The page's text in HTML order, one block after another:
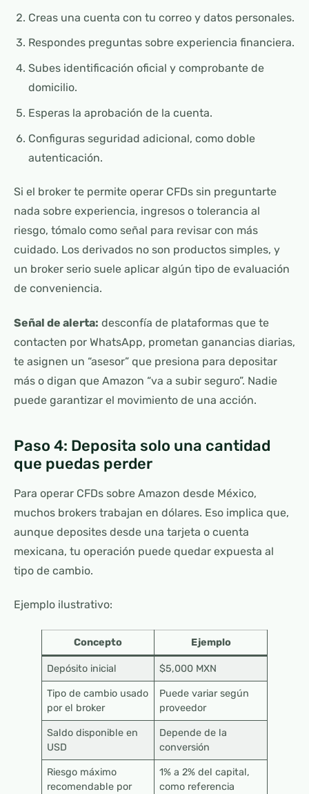
Creas una cuenta con tu correo y datos personales.
Respondes preguntas sobre experiencia financiera.
Subes identificación oficial y comprobante de
domicilio.
Esperas la aprobación de la cuenta.
Configuras seguridad adicional, como doble
autenticación.
Si el broker te permite operar CFDs sin preguntarte
nada sobre experiencia, ingresos o tolerancia al
riesgo, tómalo como señal para revisar con más
cuidado. Los derivados no son productos simples, y
un broker serio suele aplicar algún tipo de evaluación
de conveniencia.
Señal de alerta: desconfía de plataformas que te
contacten por WhatsApp, prometan ganancias diarias,
te asignen un “asesor” que presiona para depositar
más o digan que Amazon “va a subir seguro”. Nadie
puede garantizar el movimiento de una acción.
Paso 4: Deposita solo una cantidad
que puedas perder
Para operar CFDs sobre Amazon desde México,
muchos brokers trabajan en dólares. Eso implica que,
aunque deposites desde una tarjeta o cuenta
mexicana, tu operación puede quedar expuesta al
tipo de cambio.
Ejemplo ilustrativo:
Concepto Ejemplo
Depósito inicial $5,000 MXN
Tipo de cambio usado
por el broker
Puede variar según
proveedor
Saldo disponible en
USD
Depende de la
conversión
Riesgo máximo
recomendable por
1% a 2% del capital,
como referencia